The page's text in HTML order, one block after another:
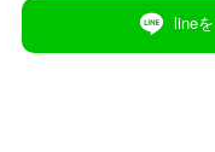
line